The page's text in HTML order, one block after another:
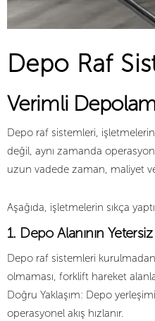
Depo Raf
Verimli
Depo raf sistemleri,
değil, aynı zamanda
uzun vadede zaman, maliyet
Aşağıda, işletmelerin sıkça
1. Depo Alanının
Depo raf sistemleri
olmaması, forklift hareket
Doğru Yaklaşım: Depo
operasyonel akış hızlanır.